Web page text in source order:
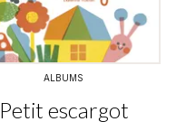
ALBUMS
Petit escargot